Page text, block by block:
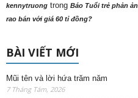
kennytruong trong Báo Tuổi trẻ phản
rao bán với giá 60 tỉ đồng?
BÀI VIẾT MỚI
Mũi tên và lời hứa trăm năm
7 Tháng Tám, 2026